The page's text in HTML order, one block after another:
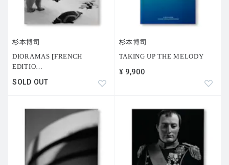
杉本博司
DIORAMAS [FRENCH
EDITIO
SOLD OUT
杉本博司
TAKING UP THE MELODY
¥ 9,900